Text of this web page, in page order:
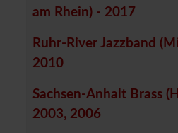
am Rhein) - 2017
Ruhr-River Jazzband
2010
Sachsen-Anhalt Brass
2003, 2006